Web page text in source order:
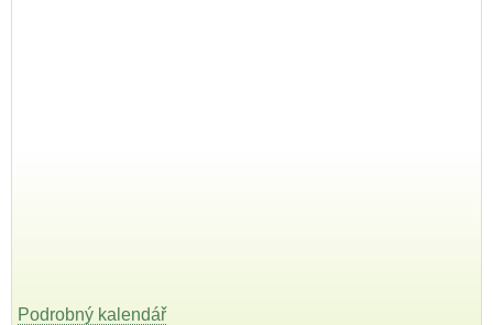
Podrobný kalendář